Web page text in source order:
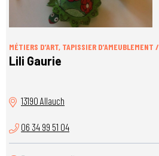
MÉTIERS D’ART, TAPISSIER D’AMEUBLEMENT
Lili Gaurie
13190 Allauch
06 34 99 51 04